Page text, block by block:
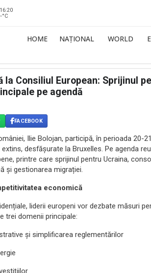
°C
HOME NAȚIONAL WORLD
la Consiliul European: Sprijinul
pe agendă
FACEBOOK
Ilie Bolojan, participă, în perioada 20-
desfășurate la Bruxelles. Pe agenda
printre care sprijinul pentru Ucraina,
și gestionarea migrației.
economică
liderii europeni vor dezbate măsuri
trei domenii principale:
și simplificarea reglementărilor